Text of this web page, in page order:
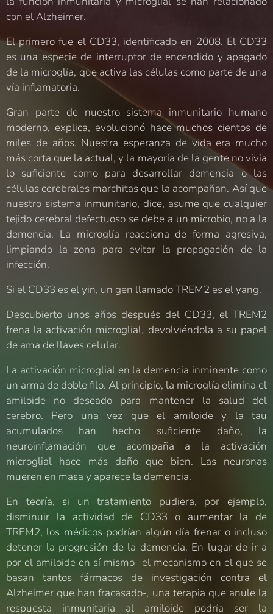
con el Alzheimer.
El primero fue el CD33, identificado en 2008. El CD33
es una especie de interruptor de encendido y apagado
de la microglía, que activa las células como parte de una
vía inflamatoria.
Gran parte de nuestro sistema inmunitario humano
moderno, explica, evolucionó hace muchos cientos de
miles de años. Nuestra esperanza de vida era mucho
más corta que la actual, y la mayoría de la gente no vivía
lo suficiente como para desarrollar demencia o las
células cerebrales marchitas que la acompañan. Así que
nuestro sistema inmunitario, dice, asume que cualquier
tejido cerebral defectuoso se debe a un microbio, no a la
demencia. La microglía reacciona de forma agresiva,
limpiando la zona para evitar la propagación de la
infección.
Si el CD33 es el yin, un gen llamado TREM2 es el yang.
Descubierto unos años después del CD33, el TREM2
frena la activación microglial, devolviéndola a su papel
de ama de llaves celular.
La activación microglial en la demencia inminente como
un arma de doble filo. Al principio, la microglía elimina el
amiloide no deseado para mantener la salud del
cerebro. Pero una vez que el amiloide y la tau
acumulados han hecho suficiente daño, la
neuroinflamación que acompaña a la activación
microglial hace más daño que bien. Las neuronas
mueren en masa y aparece la demencia.
En teoría, si un tratamiento pudiera, por ejemplo,
disminuir la actividad de CD33 o aumentar la de
TREM2, los médicos podrían algún día frenar o incluso
detener la progresión de la demencia. En lugar de ir a
por el amiloide en sí mismo -el mecanismo en el que se
basan tantos fármacos de investigación contra el
Alzheimer que han fracasado-, una terapia que anule la
respuesta inmunitaria al amiloide podría ser la